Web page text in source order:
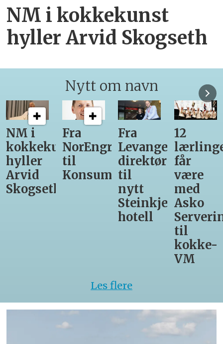
NM i kokkekunst
hyller Arvid Skogseth
Nytt om navn
NM i
kokkekunst
hyller
Arvid
Skogseth
Fra
NorEngros
til
Konsumgruppen
Fra
Levanger-
direktør
til
nytt
Steinkjer-
hotell
12
får
være
med
Asko
til
kokke-
VM
Les flere